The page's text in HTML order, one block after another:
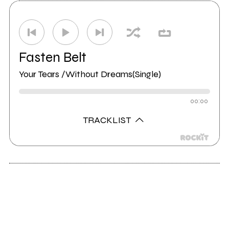
Fasten Belt
Your Tears /Without Dreams(Single)
00:00
TRACKLIST